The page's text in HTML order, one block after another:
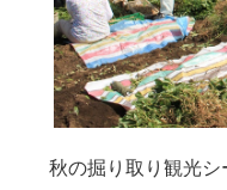
秋の掘り取り観光シ